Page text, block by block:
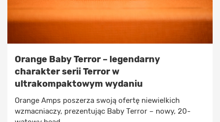
Orange Baby Terror – legendarny
charakter serii Terror w
ultrakompaktowym wydaniu
Orange Amps poszerza swoją ofertę niewielkich
wzmacniaczy, prezentując Baby Terror – nowy, 20-